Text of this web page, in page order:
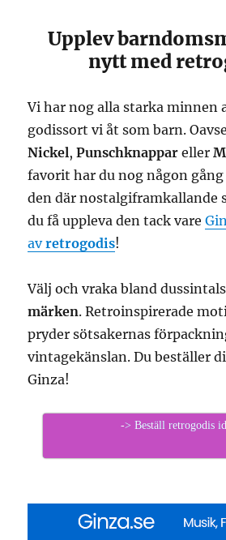
Upplev
nytt med
Vi har nog alla starka minnen
godissort vi åt som barn.
Nickel,Punschknappar eller
favorit har du nog någon
den där nostalgiframkallande
du få uppleva den tack vare
avretrogodis!
Välj och vraka bland
märken. Retroinspirerade
pryder sötsakernas
vintagekänslan. Du beställer
Ginza!
-> Beställ retrogodis